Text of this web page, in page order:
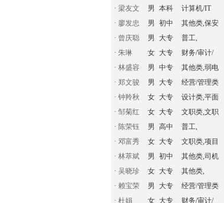
· 梁友文 男 本科
计算机/IT
· 廖发忠 男 初中
其他类,保安
· 曾庆聪 男 大专
普工,
· 朱琳 女 大专
财务/审计/
· 林盛容 男 中专
其他类,弱电
· 郑文骏 男 大专
经营/管理类
· 钟羚秋 女 大专
设计类,平面
· 邹菊红 女 大专
文职类,文职
· 陈荣钰 男 高中
普工,
· 邓富秀 女 大专
文职类,项目
· 林萃斌 男 初中
其他类,司机
· 吴晓珍 女 大专
其他类,
· 赖宝荣 男 大专
经营/管理类
· 杜娟 女 大专
财务/审计/